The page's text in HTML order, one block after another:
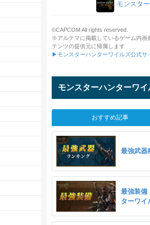
モンスタ
©CAPCOM All rights reserved.
※アルテマに掲載しているゲーム内画
テンツの提供元に帰属します
▶モンスターハンターワイルズ公式サ
モンスターハンターワ
おすすめ記事
最強武器
最強装備
ターワイ